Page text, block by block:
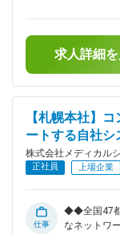
薬品卸会社
ービスをご
（お客様希
ングし、最
なく、「ど
る、コンサルテ
は20名程の
途入社とい
ができる社
ので、お子
エリアをカバー ■メディカルシステムネットワ
全国450店
くまでも目
ります。月
求人詳細
【札幌本社】
ートする自社
株式会社メディカル
正社員 上場企業
仕事
◆◆全国47都
なネットワ